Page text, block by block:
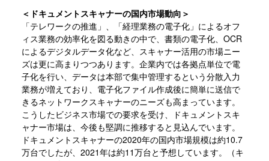
＜ドキュメントスキャナーの国内市場動向＞
「テレワークの推進」、「経理業務の電子化」によるオフ
ィス業務の効率化を図る動きの中で、書類の電子化、OCR
によるデジタルデータ化など、スキャナー活用の市場ニー
ズは更に高まりつつあります。企業内では各拠点単位で電
子化を行い、データは本部で集中管理するという分散入力
業務が増えており、電子化ファイル作成後に簡単に送信で
きるネットワークスキャナーのニーズも高まっています。
こうしたビジネス市場での要求を受け、ドキュメントスキ
ャナー市場は、今後も堅調に推移すると見込んでいます。
ドキュメントスキャナーの2020年の国内市場規模は約10.7
万台でしたが、2021年は約11万台と予想しています。（キ